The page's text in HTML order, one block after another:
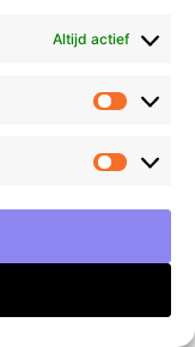
Altijd actief